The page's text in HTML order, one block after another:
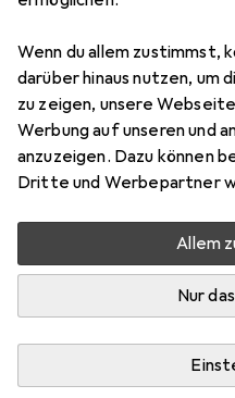
Wenn du allem zustimmst,
darüber hinaus nutzen, um
zu zeigen, unsere
Werbung auf unseren und
anzuzeigen. Dazu können
Dritte und Werbepartner
Allem
Nur
Bewertungen
Mehr als 10 Stück an
Lieferort angeben für
In